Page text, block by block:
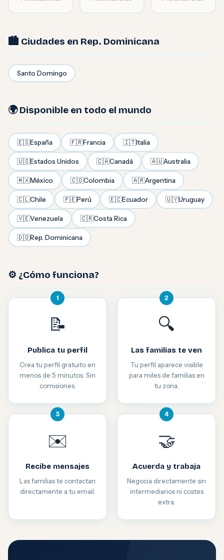
🏙️ Ciudades en Rep. Dominicana
Santo Domingo
🌍 Disponible en todo el mundo
🇪🇸España 🇫🇷Francia 🇮🇹Italia
🇺🇸Estados Unidos 🇨🇦Canadá 🇦🇺Australia
🇲🇽México 🇨🇴Colombia 🇦🇷Argentina
🇨🇱Chile 🇵🇪Perú 🇪🇨Ecuador 🇺🇾Uruguay
🇻🇪Venezuela 🇨🇷Costa Rica
🇩🇴Rep. Dominicana
⚙️ ¿Cómo funciona?
1
📝
Publica tu perfil
Crea tu perfil gratuito en
menos de 5 minutos. Sin
comisiones.
2
🔍
Las familias te ven
Tu perfil aparece visible
para miles de familias en
tu zona.
3
✉️
Recibe mensajes
Las familias te contactan
directamente a tu email.
4
🤝
Acuerda y trabaja
Negocia directamente sin
intermediarios ni costes
extra.